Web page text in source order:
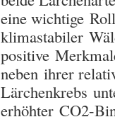
eine wichtige
klimastabiler
positive
neben ihrer
Lärchenkrebs
erhöhter CO2-